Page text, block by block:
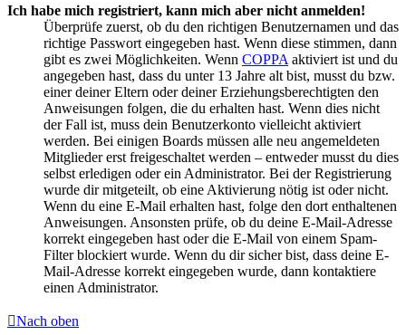
Ich habe mich registriert, kann mich aber nicht anmelden!
Überprüfe zuerst, ob du den richtigen Benutzernamen und das
richtige Passwort eingegeben hast. Wenn diese stimmen, dann
gibt es zwei Möglichkeiten. Wenn COPPA aktiviert ist und du
angegeben hast, dass du unter 13 Jahre alt bist, musst du bzw.
einer deiner Eltern oder deiner Erziehungsberechtigten den
Anweisungen folgen, die du erhalten hast. Wenn dies nicht
der Fall ist, muss dein Benutzerkonto vielleicht aktiviert
werden. Bei einigen Boards müssen alle neu angemeldeten
Mitglieder erst freigeschaltet werden – entweder musst du dies
selbst erledigen oder ein Administrator. Bei der Registrierung
wurde dir mitgeteilt, ob eine Aktivierung nötig ist oder nicht.
Wenn du eine E-Mail erhalten hast, folge den dort enthaltenen
Anweisungen. Ansonsten prüfe, ob du deine E-Mail-Adresse
korrekt eingegeben hast oder die E-Mail von einem Spam-
Filter blockiert wurde. Wenn du dir sicher bist, dass deine E-
Mail-Adresse korrekt eingegeben wurde, dann kontaktiere
einen Administrator.
Nach oben